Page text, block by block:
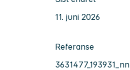
11. juni 2026
Referanse
3631477_193931_nn